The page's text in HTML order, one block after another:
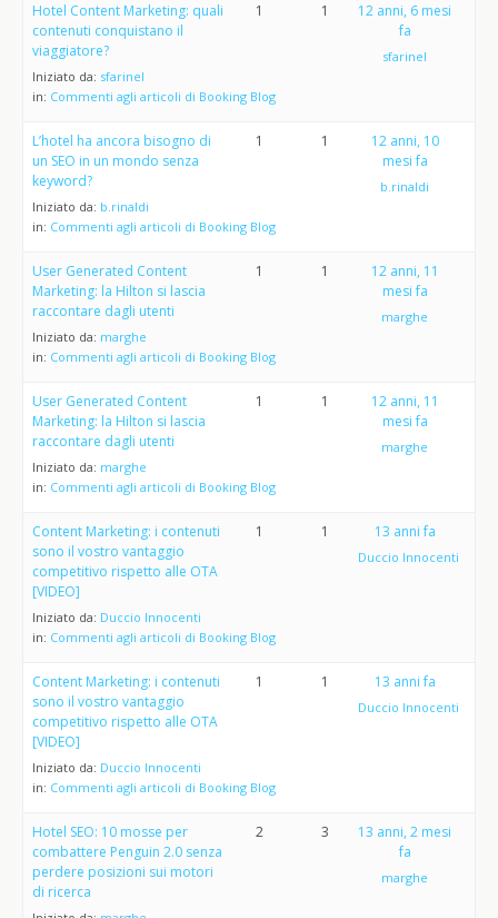
Hotel Content Marketing: quali
contenuti conquistano il
viaggiatore?
Iniziato da: sfarinel
in: Commenti agli articoli di Booking Blog
1 1
12 anni, 6 mesi
fa
sfarinel
L’hotel ha ancora bisogno di
un SEO in un mondo senza
keyword?
Iniziato da: b.rinaldi
in: Commenti agli articoli di Booking Blog
1 1
12 anni, 10
mesi fa
b.rinaldi
User Generated Content
Marketing: la Hilton si lascia
raccontare dagli utenti
Iniziato da: marghe
in: Commenti agli articoli di Booking Blog
1 1
12 anni, 11
mesi fa
marghe
User Generated Content
Marketing: la Hilton si lascia
raccontare dagli utenti
Iniziato da: marghe
in: Commenti agli articoli di Booking Blog
1 1
12 anni, 11
mesi fa
marghe
Content Marketing: i contenuti
sono il vostro vantaggio
competitivo rispetto alle OTA
[VIDEO]
Iniziato da: Duccio Innocenti
in: Commenti agli articoli di Booking Blog
1 1 13 anni fa
Duccio Innocenti
Content Marketing: i contenuti
sono il vostro vantaggio
competitivo rispetto alle OTA
[VIDEO]
Iniziato da: Duccio Innocenti
in: Commenti agli articoli di Booking Blog
1 1 13 anni fa
Duccio Innocenti
Hotel SEO: 10 mosse per
combattere Penguin 2.0 senza
perdere posizioni sui motori
di ricerca
2 3
13 anni, 2 mesi
fa
marghe